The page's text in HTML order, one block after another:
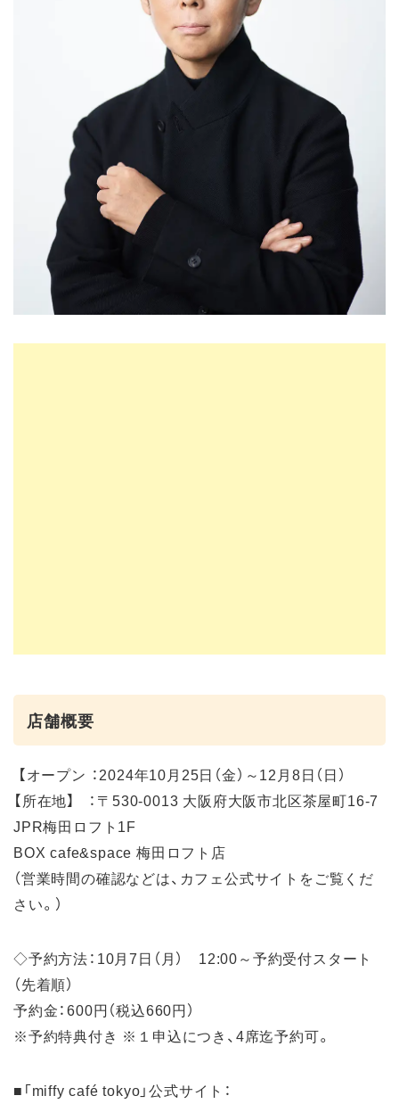
店舗概要
【オープン ：2024年10月25日（金）～12月8日（日）
【所在地】 ：〒530-0013 大阪府大阪市北区茶屋町16-7
JPR梅田ロフト1F
BOX cafe&space 梅田ロフト店
（営業時間の確認などは、カフェ公式サイトをご覧くだ
さい。）
◇予約方法：10月7日（月） 12:00～予約受付スタート
（先着順）
予約金：600円（税込660円）
※予約特典付き ※１申込につき、4席迄予約可。
■「miffy café tokyo」公式サイト：